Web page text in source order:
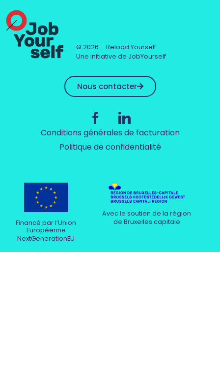
© 2026 – Reload Yourself
Une initiative de JobYourself
Nous contacter
Financé par l’Union
Européenne
NextGenerationEU
Avec le soutien de la région
de Bruxelles capitale
Conditions générales de facturation
Politique de confidentialité